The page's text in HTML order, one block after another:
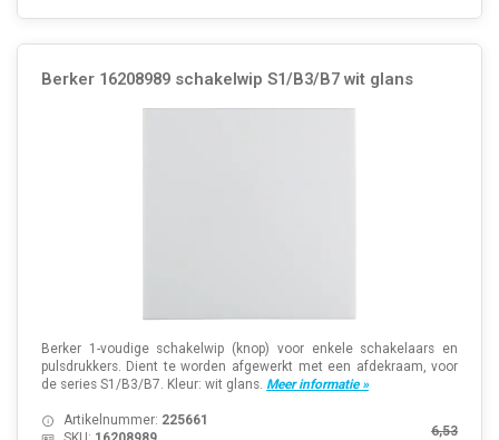
Berker 16208989 schakelwip S1/B3/B7 wit glans
Berker 1-voudige schakelwip (knop) voor enkele schakelaars en
pulsdrukkers. Dient te worden afgewerkt met een afdekraam, voor
de series S1/B3/B7. Kleur: wit glans. Meer informatie »
6,53
Artikelnummer: 225661